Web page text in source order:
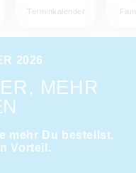
Terminkalender
2026
MEHR
mehr Du bestellst,
Vorteil.